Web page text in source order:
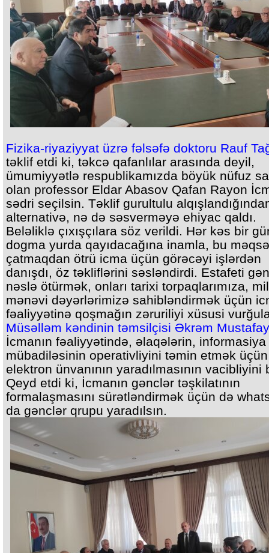
Fizika-riyaziyyat üzrə fəlsəfə doktoru Rauf
təklif etdi ki, təkcə qafanlılar arasında deyil,
ümumiyyətlə respublikamızda böyük nüfuz
olan professor Eldar Abasov Qafan Rayon
sədri seçilsin. Təklif gurultulu
alternativə, nə də səsverməyə ehiyac qaldı.
Beləliklə çıxışçılara söz verildi. Hər kəs bir
dogma yurda qayıdacağına inamla, bu
çatmaqdan ötrü icma üçün görəcəyi işlərdən
danışdı, öz təkliflərini səsləndirdi. Estafeti
nəslə ötürmək, onları tarixi torpaqlarımıza,
mənəvi dəyərlərimizə sahibləndirmək üçün
fəaliyyətinə qoşmağın zəruriliyi xüsusi
Müsəlləm kəndinin təmsilçisi Əkrəm
İcmanın fəaliyyətində, əlaqələrin, informasiya
mübadiləsinin operativliyini təmin etmək üçün
elektron ünvanının yaradılmasının vacibliyini
Qeyd etdi ki, İcmanın gənclər təşkilatının
formalaşmasını sürətləndirmək üçün də
da gənclər qrupu yaradılsın.